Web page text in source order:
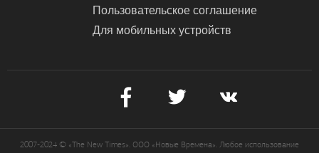
Пользовательское соглашение
Для мобильных устройств
2007-2024 © «The New Times». ООО «Новые Времена». Любое использование